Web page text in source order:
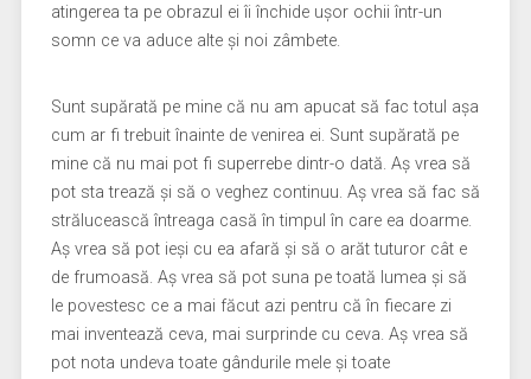
atingerea ta pe obrazul ei îi închide uşor ochii într-un
somn ce va aduce alte şi noi zâmbete.
Sunt supărată pe mine că nu am apucat să fac totul aşa
cum ar fi trebuit înainte de venirea ei. Sunt supărată pe
mine că nu mai pot fi superrebe dintr-o dată. Aş vrea să
pot sta trează şi să o veghez continuu. Aş vrea să fac să
strălucească întreaga casă în timpul în care ea doarme.
Aş vrea să pot ieşi cu ea afară şi să o arăt tuturor cât e
de frumoasă. Aş vrea să pot suna pe toată lumea şi să
le povestesc ce a mai făcut azi pentru că în fiecare zi
mai inventează ceva, mai surprinde cu ceva. Aş vrea să
pot nota undeva toate gândurile mele şi toate